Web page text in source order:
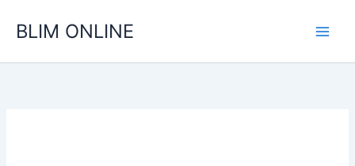
para
conteúdo
BLIM ONLINE